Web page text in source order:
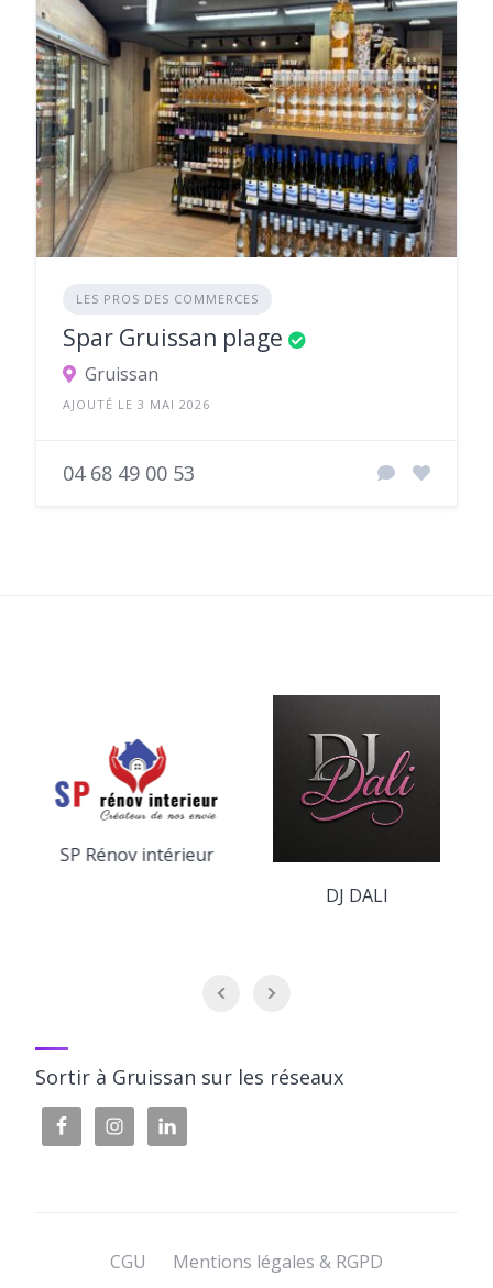
LES PROS DES COMMERCES
Spar Gruissan plage
Gruissan
AJOUTÉ LE 3 MAI 2026
04 68 49 00 53
SP Rénov intérieur
DJ DALI
Sortir à Gruissan sur les réseaux
CGU
Mentions légales & RGPD